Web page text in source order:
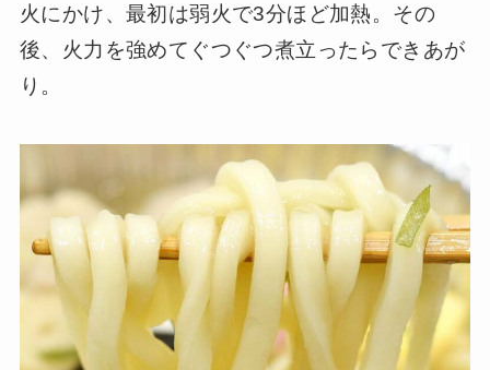
火にかけ、最初は弱火で3分ほど加熱。その
後、火力を強めてぐつぐつ煮立ったらできあが
り。